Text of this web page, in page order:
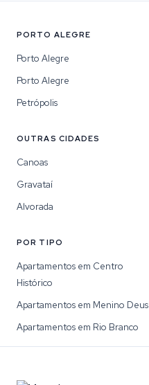
PORTO ALEGRE
Porto Alegre
Porto Alegre
Petrópolis
OUTRAS CIDADES
Canoas
Gravataí
Alvorada
POR TIPO
Apartamentos em Centro
Histórico
Apartamentos em Menino Deus
Apartamentos em Rio Branco